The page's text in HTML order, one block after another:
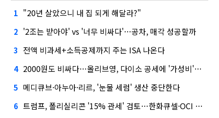
1 "20년 살았으니 내 집 되게 해달라?"
2 '2조는 받아야' vs '너무 비싸다'…공차, 매각 성공할까
3 전액 비과세+소득공제까지 주는 ISA 나온다
4 2000원도 비싸다…올리브영, 다이소 공세에 '가성비'로 맞불
5 메디큐브·아누아·리르, '눈물 세럼' 생산 중단한다
6 트럼프, 폴리실리콘 '15% 관세' 검토…한화큐셀·OCI 영향은?